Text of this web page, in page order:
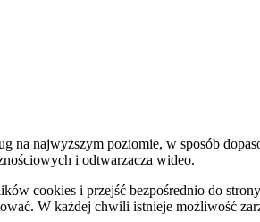
na najwyższym poziomie, w sposób
i odtwarzacza wideo.
cookies i przejść bezpośrednio do
W każdej chwili istnieje możliwość